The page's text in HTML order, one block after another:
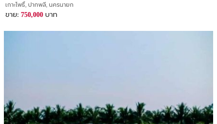
เกาะโพธิ์, ปากพลี, นครนายก
ขาย: 750,000 บาท